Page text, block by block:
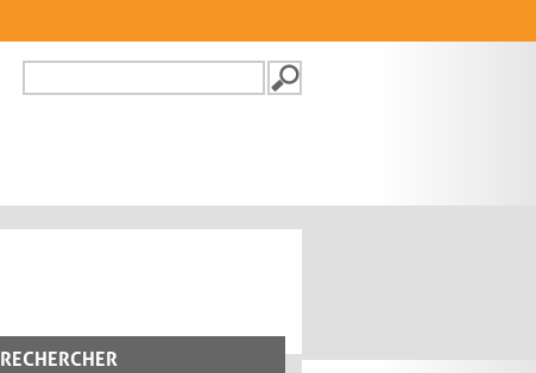
FORMULAIRE DE
RECHERCHER